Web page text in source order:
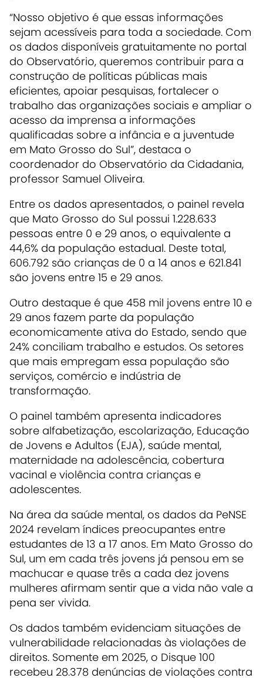
“Nosso objetivo é que essas informações
sejam acessíveis para toda a sociedade. Com
os dados disponíveis gratuitamente no portal
do Observatório, queremos contribuir para a
construção de políticas públicas mais
eficientes, apoiar pesquisas, fortalecer o
trabalho das organizações sociais e ampliar o
acesso da imprensa a informações
qualificadas sobre a infância e a juventude
em Mato Grosso do Sul”, destaca o
coordenador do Observatório da Cidadania,
professor Samuel Oliveira.
Entre os dados apresentados, o painel revela
que Mato Grosso do Sul possui 1.228.633
pessoas entre 0 e 29 anos, o equivalente a
44,6% da população estadual. Deste total,
606.792 são crianças de 0 a 14 anos e 621.841
são jovens entre 15 e 29 anos.
Outro destaque é que 458 mil jovens entre 10 e
29 anos fazem parte da população
economicamente ativa do Estado, sendo que
24% conciliam trabalho e estudos. Os setores
que mais empregam essa população são
serviços, comércio e indústria de
transformação.
O painel também apresenta indicadores
sobre alfabetização, escolarização, Educação
de Jovens e Adultos (EJA), saúde mental,
maternidade na adolescência, cobertura
vacinal e violência contra crianças e
adolescentes.
Na área da saúde mental, os dados da PeNSE
2024 revelam índices preocupantes entre
estudantes de 13 a 17 anos. Em Mato Grosso do
Sul, um em cada três jovens já pensou em se
machucar e quase três a cada dez jovens
mulheres afirmam sentir que a vida não vale a
pena ser vivida.
Os dados também evidenciam situações de
vulnerabilidade relacionadas às violações de
direitos. Somente em 2025, o Disque 100
recebeu 28.378 denúncias de violações contra